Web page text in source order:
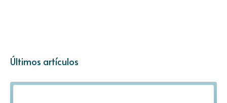
Últimos artículos